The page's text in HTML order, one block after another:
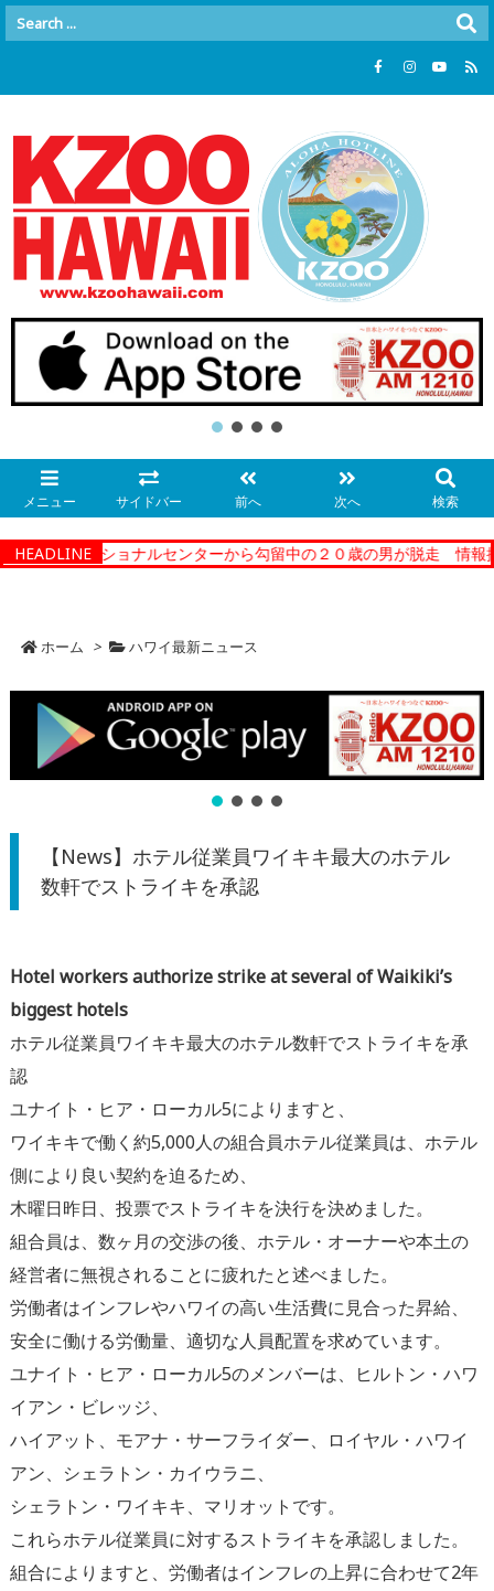
メニュー サイドバー 前へ 次へ 検索
HEADLINE
ーコレクショナルセンターから勾留中の２０歳の男が脱走 情報提
ホーム > ハワイ最新ニュース
【News】ホテル従業員ワイキキ最大のホテル
数軒でストライキを承認
Hotel workers authorize strike at several of Waikiki’s
biggest hotels
ホテル従業員ワイキキ最大のホテル数軒でストライキを承
認
ユナイト・ヒア・ローカル5によりますと、
ワイキキで働く約5,000人の組合員ホテル従業員は、 ホテル
側により良い契約を迫るため、
木曜日昨日、 投票でストライキを決行を決めました。
組合員は、数ヶ月の交渉の後、ホテル・ オーナーや本土の
経営者に無視されることに疲れたと述べました。
労働者はインフレやハワイの高い生活費に見合った昇給、
安全に働ける労働量、適切な人員配置を求めています。
ユナイト・ヒア・ローカル5のメンバーは、ヒルトン・ ハワ
イアン・ビレッジ、
ハイアット、モアナ・サーフライダー、
ロイヤル・ハワイ
アン、シェラトン・カイウラニ、
シェラトン・ ワイキキ、マリオットです。
これらホテル従業員に対するストライキを承認しました。
組合によりますと、 労働者はインフレの上昇に合わせて2年